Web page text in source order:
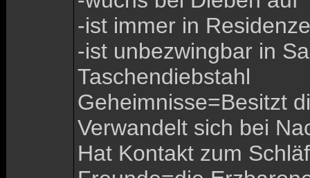
-ist immer in
-ist unbezwingbar in
Taschendiebstahl
Geheimnisse=Besitzt
Verwandelt sich bei
Hat Kontakt zum